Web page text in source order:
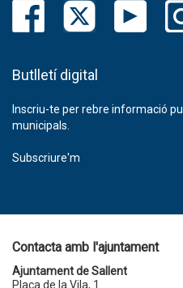
Butlletí digital
Inscriu-te per rebre informació
municipals.
Subscriure'm
Contacta amb l'ajuntament
Ajuntament de Sallent
Plaça de la Vila, 1